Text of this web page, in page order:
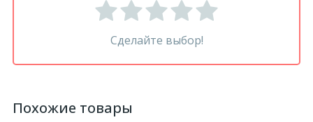
Сделайте выбор!
Похожие товары